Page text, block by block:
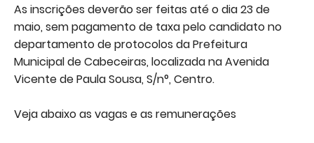
As inscrições deverão ser feitas até o dia 23 de
maio, sem pagamento de taxa pelo candidato no
departamento de protocolos da Prefeitura
Municipal de Cabeceiras, localizada na Avenida
Vicente de Paula Sousa, S/n°, Centro.
Veja abaixo as vagas e as remunerações